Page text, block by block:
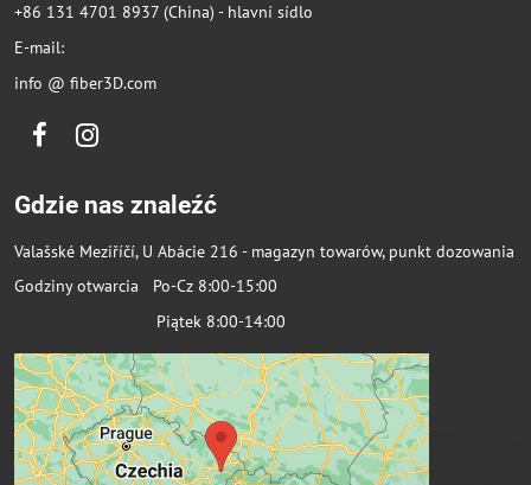
+86 131 4701 8937 (China) - hlavní sídlo
E-mail:
info @ fiber3D.com
FacebookInstagram
Gdzie nas znaleźć
Valašské Meziříčí, U Abácie 216 - magazyn towarów, punkt dozowania
Godziny otwarcia Po-Cz 8:00-15:00
Piątek 8:00-14:00